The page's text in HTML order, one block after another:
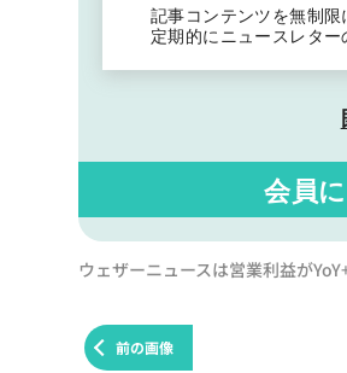
記事コンテンツを無制
定期的にニュースレタ
会員
ウェザーニュースは営業利益が
前の画像